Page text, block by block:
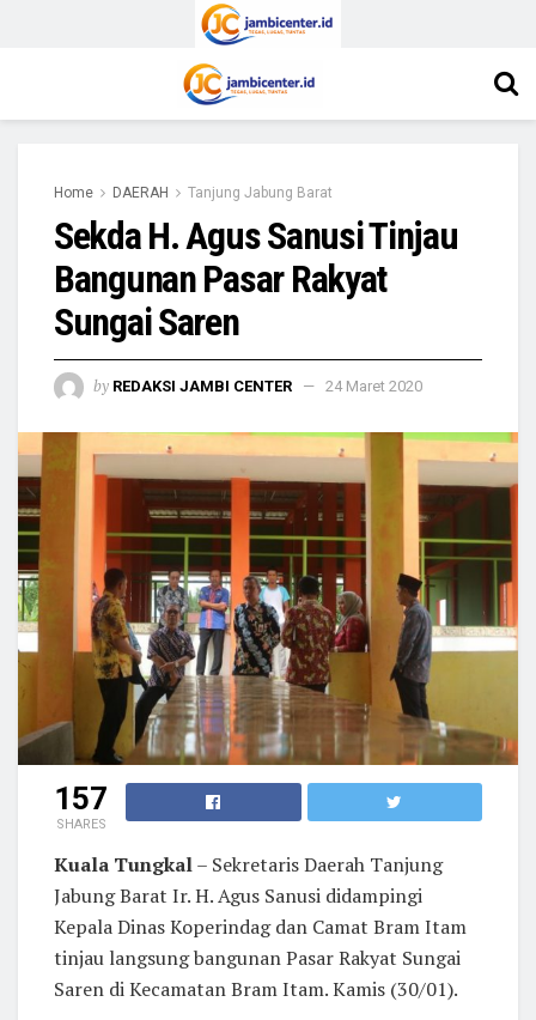
Home DAERAH Tanjung Jabung Barat
Sekda H. Agus Sanusi Tinjau
Bangunan Pasar Rakyat
Sungai Saren
by REDAKSI JAMBI CENTER 24 Maret 2020
157
SHARES
Kuala Tungkal– Sekretaris Daerah Tanjung
Jabung Barat Ir. H. Agus Sanusi didampingi
Kepala Dinas Koperindag dan Camat Bram Itam
tinjau langsung bangunan Pasar Rakyat Sungai
Saren di Kecamatan Bram Itam. Kamis (30/01).